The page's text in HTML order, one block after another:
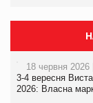
18 червня 2026 |
3-4 вересня
2026: Власна